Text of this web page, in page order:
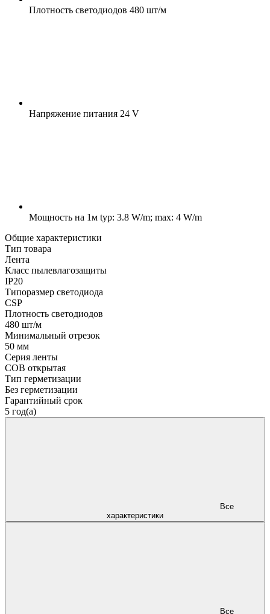
Плотность светодиодов 480 шт/м
Напряжение питания 24 V
Мощность на 1м typ: 3.8 W/m; max: 4 W/m
Общие характеристики
Тип товара
Лента
Класс пылевлагозащиты
IP20
Типоразмер светодиода
CSP
Плотность светодиодов
480 шт/м
Минимальный отрезок
50 мм
Серия ленты
COB открытая
Тип герметизации
Без герметизации
Гарантийный срок
5 год(а)
характеристики